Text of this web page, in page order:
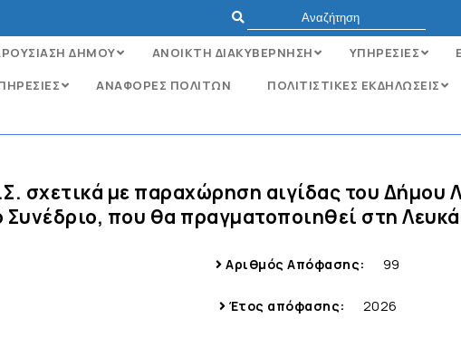
ΔΗΜΟΥ ΑΝΟΙΚΤΗ ΔΙΑΚΥΒΕΡΝΗΣΗ ΥΠΗΡΕΣΙΕΣ
ΑΝΑΦΟΡΈΣ ΠΟΛΙΤΏΝ ΠΟΛΙΤΙΣΤΙΚΕΣ ΕΚΔΗΛΩΣΕΙΣ
σχετικά με παραχώρηση αιγίδας του Δήμου
που θα πραγματοποιηθεί στη
Αριθμός Απόφασης: 99
Έτος απόφασης: 2026